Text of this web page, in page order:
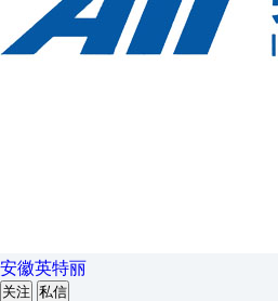
安徽英特丽
关注 私信